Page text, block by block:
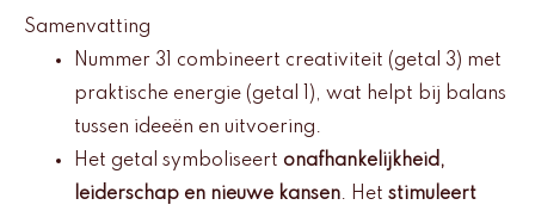
Samenvatting
Nummer 31 combineert creativiteit (getal 3) met
praktische energie (getal 1), wat helpt bij balans
tussen ideeën en uitvoering.
Het getal symboliseert onafhankelijkheid,
leiderschap en nieuwe kansen. Het stimuleert